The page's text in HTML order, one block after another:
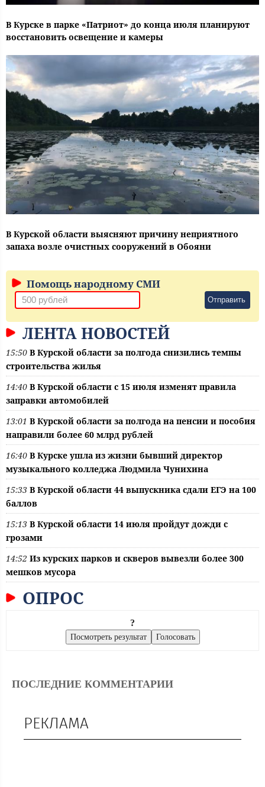
В Курске в парке «Патриот» до конца июля планируют
восстановить освещение и камеры
В Курской области выясняют причину неприятного
запаха возле очистных сооружений в Обояни
Помощь народному СМИ
Отправить
ЛЕНТА НОВОСТЕЙ
15:50 В Курской области за полгода снизились темпы
строительства жилья
14:40 В Курской области с 15 июля изменят правила
заправки автомобилей
13:01 В Курской области за полгода на пенсии и пособия
направили более 60 млрд рублей
16:40 В Курске ушла из жизни бывший директор
музыкального колледжа Людмила Чунихина
15:33 В Курской области 44 выпускника сдали ЕГЭ на 100
баллов
15:13 В Курской области 14 июля пройдут дожди с
грозами
14:52 Из курских парков и скверов вывезли более 300
мешков мусора
ОПРОС
?
ПОСЛЕДНИЕ КОММЕНТАРИИ
РЕКЛАМА